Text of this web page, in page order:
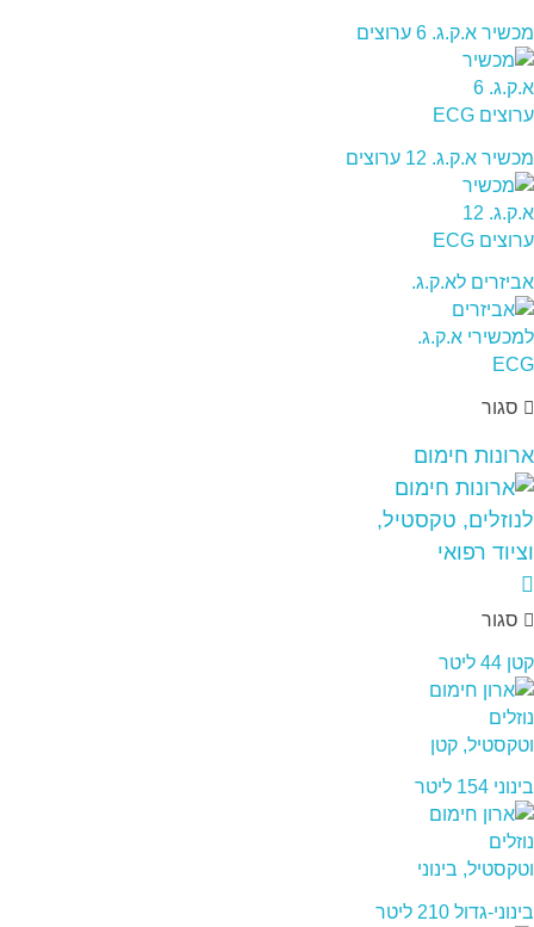
מכשיר א.ק.ג. 6 ערוצים
מכשיר א.ק.ג. 12 ערוצים
אביזרים לא.ק.ג.
סגור
ארונות חימום
סגור
קטן 44 ליטר
בינוני 154 ליטר
בינוני-גדול 210 ליטר